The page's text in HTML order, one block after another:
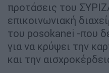
προτάσεις του
επικοινωνιακή
του posokanei -που
για να κρύψει την
και την